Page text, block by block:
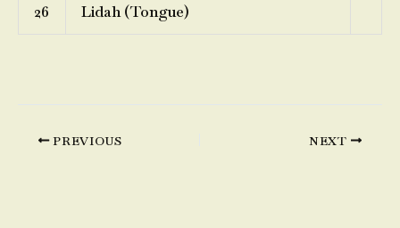
26 Lidah (Tongue)
PREVIOUS NEXT